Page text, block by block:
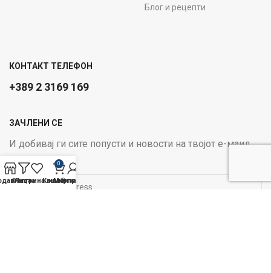
Блог и рецепти
КОНТАКТ ТЕЛЕФОН
+389 2 3169 169
ЗАЧЛЕНИ СЕ
И добивај ги сите попусти и новости на твојот е-маил
Email address:
Филтри
Листа на желби
0
Кошничка
Мој профил